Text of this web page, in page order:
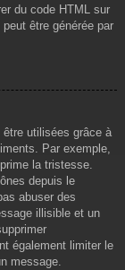
du code HTML sur
être générée par
être utilisées grâce à
Par exemple,
la tristesse.
depuis le
abuser des
illisible et un
également limiter le
message.